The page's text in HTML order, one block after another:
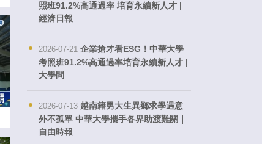
照班91.2%高通過率 培育永續新人才 |
經濟日報
2026-07-21企業搶才看ESG！中華大學
考照班91.2%高通過率培育永續新人才 |
大學問
2026-07-13 越南籍男大生異鄉求學遇意
外不孤單 中華大學攜手各界助渡難關｜
自由時報